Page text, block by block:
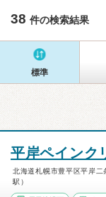
38 件の検索結果
標準
平岸ペインク
北海道札幌市豊平区平岸
駅）